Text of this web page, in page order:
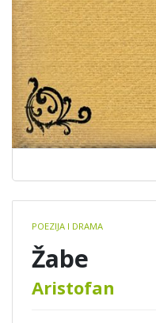
details
POEZIJA I DRAMA
Žabe
Aristofan